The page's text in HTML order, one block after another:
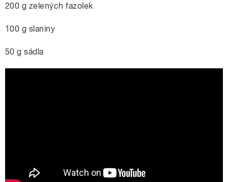
200 g zelených fazolek
100 g slaniny
50 g sádla